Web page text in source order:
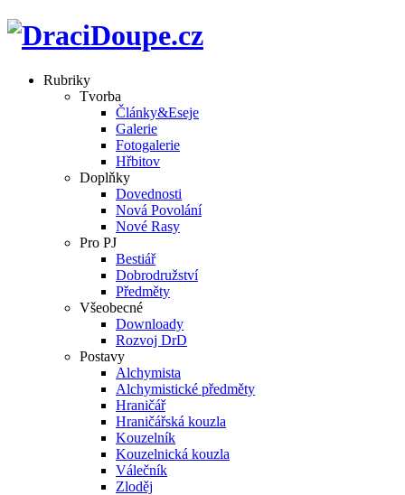
Rubriky
Tvorba
Články&Eseje
Galerie
Fotogalerie
Hřbitov
Doplňky
Dovednosti
Nová Povolání
Nové Rasy
Pro PJ
Bestiář
Dobrodružství
Předměty
Všeobecné
Downloady
Rozvoj DrD
Postavy
Alchymista
Alchymistické předměty
Hraničář
Hraničářská kouzla
Kouzelník
Kouzelnická kouzla
Válečník
Zloděj